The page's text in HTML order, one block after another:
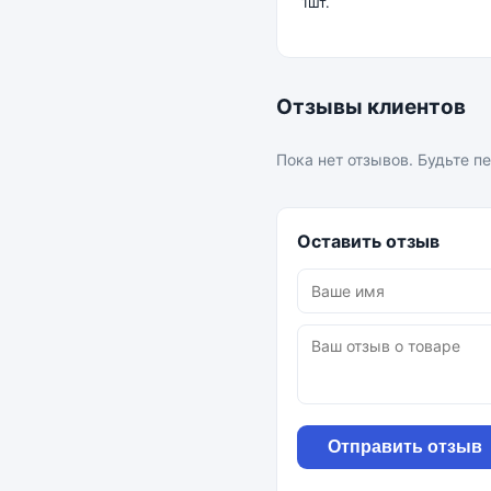
Отзывы клиентов
Пока нет отзывов. Будьте
Оставить отзыв
Отправить отзыв